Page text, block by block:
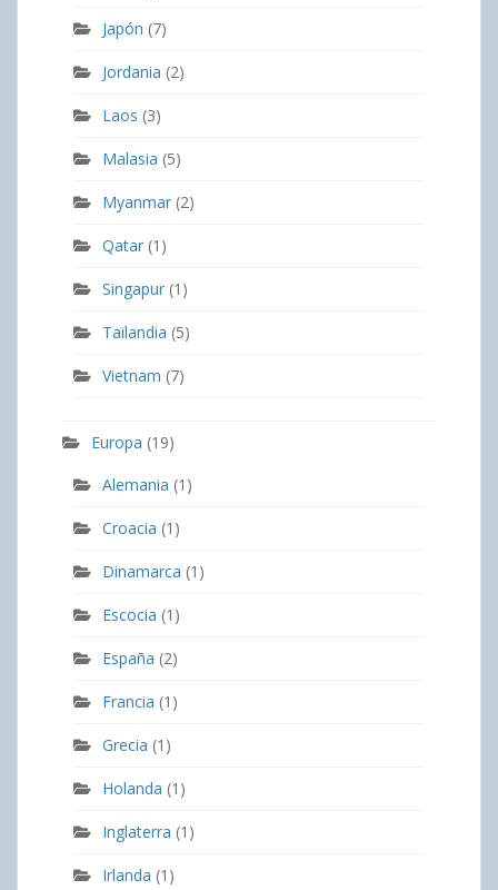
Japón (7)
Jordania (2)
Laos (3)
Malasia (5)
Myanmar (2)
Qatar (1)
Singapur (1)
Tailandia (5)
Vietnam (7)
Europa (19)
Alemania (1)
Croacia (1)
Dinamarca (1)
Escocia (1)
España (2)
Francia (1)
Grecia (1)
Holanda (1)
Inglaterra (1)
Irlanda (1)